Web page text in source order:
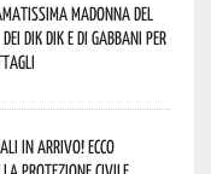
Madonna del
DIK DIK e di Gabbani per
in arrivo! Ecco